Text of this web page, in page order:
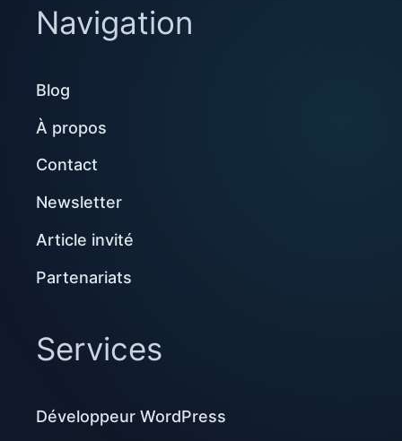
Navigation
Blog
À propos
Contact
Newsletter
Article invité
Partenariats
Services
Développeur WordPress